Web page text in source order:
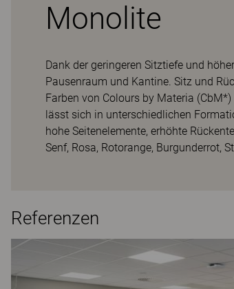
Monolite
Dank der geringeren Sitztiefe und
Pausenraum und Kantine. Sitz und
Farben von Colours by Materia
lässt sich in unterschiedlichen
hohe Seitenelemente, erhöhte
Senf, Rosa, Rotorange, Burgunderrot,
Referenzen